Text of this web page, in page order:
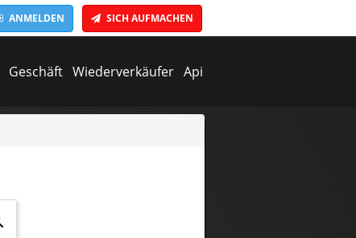
ANMELDEN SICH AUFMACHEN
Geschäft Wiederverkäufer Api